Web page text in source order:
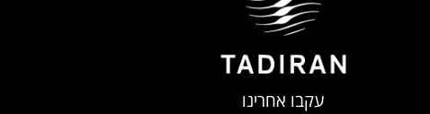
עקבו אחרינו